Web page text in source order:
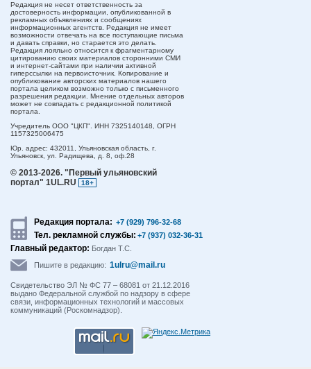
Редакция не несет ответственность за
достоверность информации, опубликованной в
рекламных объявлениях и сообщениях
информационных агентств. Редакция не имеет
возможности отвечать на все поступающие письма
и давать справки, но старается это делать.
Редакция лояльно относится к фрагментарному
цитированию своих материалов сторонними СМИ
и интернет-сайтами при наличии активной
гиперссылки на первоисточник. Копирование и
опубликование авторских материалов нашего
портала целиком возможно только с письменного
разрешения редакции. Мнение отдельных авторов
может не совпадать с редакционной политикой
портала.
Учредитель ООО "ЦКП". ИНН 7325140148, ОГРН
1157325006475
Юр. адрес: 432011, Ульяновская область, г.
Ульяновск, ул. Радищева, д. 8, оф.28
© 2013-2026. "Первый ульяновский
портал" 1UL.RU
18+
Редакция портала: +7 (929) 796-32-68
Тел. рекламной службы: +7 (937) 032-36-31
Главный редактор: Богдан Т.С.
Пишите в редакцию: 1ulru@mail.ru
Свидетельство ЭЛ № ФС 77 – 68081 от 21.12.2016
выдано Федеральной службой по надзору в сфере
связи, информационных технологий и массовых
коммуникаций (Роскомнадзор).